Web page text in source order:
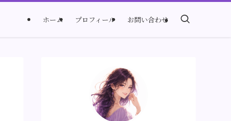
ホーム プロフィール お問い合わせ